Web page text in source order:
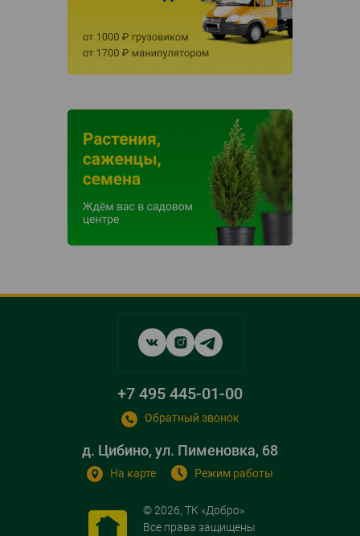
© 2026, ТК «Добро»
Все права защищены
д. Цибино, ул. Пименовка, 68
На карте Режим работы
+7 495 445-01-00
Обратный звонок